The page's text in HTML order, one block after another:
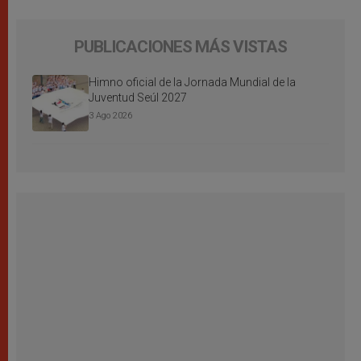
PUBLICACIONES MÁS VISTAS
Himno oficial de la Jornada Mundial de la
Juventud Seúl 2027
3 Ago 2026